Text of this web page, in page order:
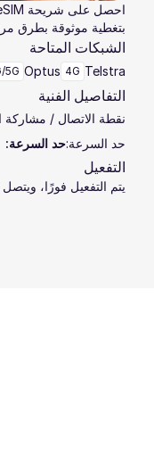
بتغطية موثوقة بطرق
الشبكات المتاحة
Telstra
4G
Optus
5G
التفاصيل الفنية
نقطة الاتصال / مشاركة
حد السرعة:حد السرعة:
التفعيل
يتم التفعيل فورًا،